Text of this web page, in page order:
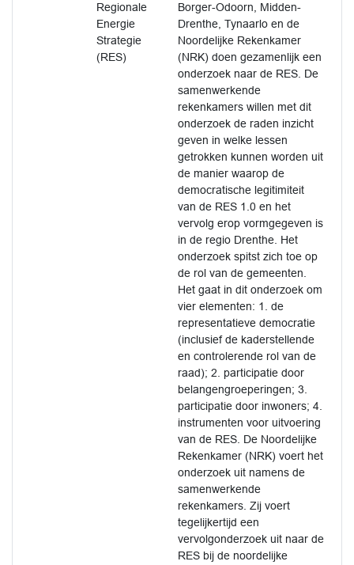
Regionale
Energie
Strategie
(RES)
Borger-Odoorn, Midden-
Drenthe, Tynaarlo en de
Noordelijke Rekenkamer
(NRK) doen gezamenlijk een
onderzoek naar de RES. De
samenwerkende
rekenkamers willen met dit
onderzoek de raden inzicht
geven in welke lessen
getrokken kunnen worden uit
de manier waarop de
democratische legitimiteit
van de RES 1.0 en het
vervolg erop vormgegeven is
in de regio Drenthe. Het
onderzoek spitst zich toe op
de rol van de gemeenten.
Het gaat in dit onderzoek om
vier elementen: 1. de
representatieve democratie
(inclusief de kaderstellende
en controlerende rol van de
raad); 2. participatie door
belangengroeperingen; 3.
participatie door inwoners; 4.
instrumenten voor uitvoering
van de RES. De Noordelijke
Rekenkamer (NRK) voert het
onderzoek uit namens de
samenwerkende
rekenkamers. Zij voert
tegelijkertijd een
vervolgonderzoek uit naar de
RES bij de noordelijke